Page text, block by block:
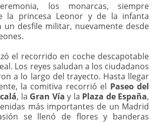
los monarcas, siempre
la princesa Leonor y de la infanta
un desfile militar, nuevamente desde
el recorrido en coche descapotable
Los reyes saludan a los ciudadanos
a lo largo del trayecto. Hasta llegar
la comitiva recorrió el Paseo del
, la Gran Vía y la Plaza de España,
más importantes de un Madrid
se llenó de flores y banderas